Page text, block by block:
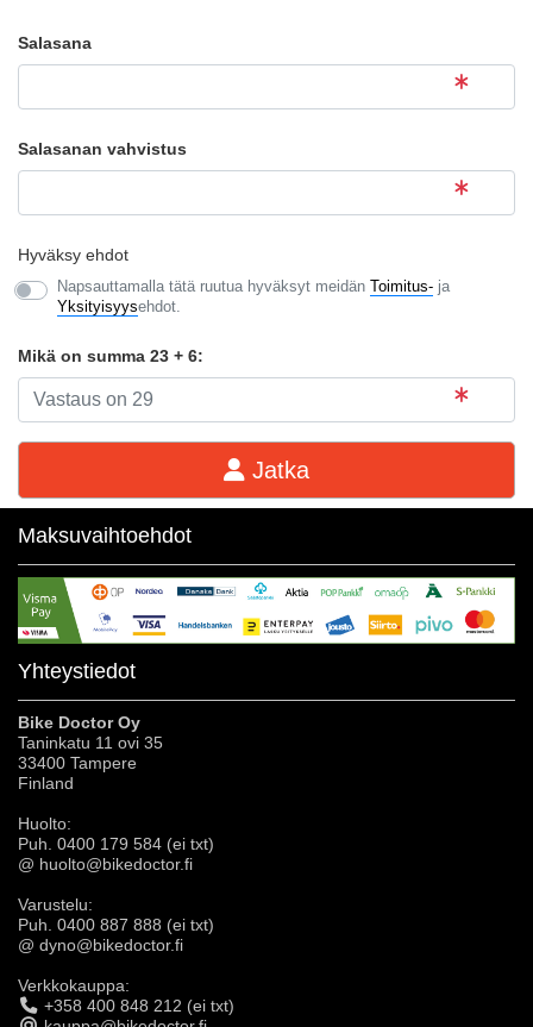
Salasana
Salasanan vahvistus
Hyväksy ehdot
Napsauttamalla tätä ruutua hyväksyt meidän Toimitus- ja
Yksityisyysehdot.
Mikä on summa 23 + 6:
Jatka
Maksuvaihtoehdot
Yhteystiedot
Bike Doctor Oy
Taninkatu 11 ovi 35
33400 Tampere
Finland
Huolto:
Puh. 0400 179 584 (ei txt)
@ huolto@bikedoctor.fi
Varustelu:
Puh. 0400 887 888 (ei txt)
@ dyno@bikedoctor.fi
Verkkokauppa:
+358 400 848 212 (ei txt)